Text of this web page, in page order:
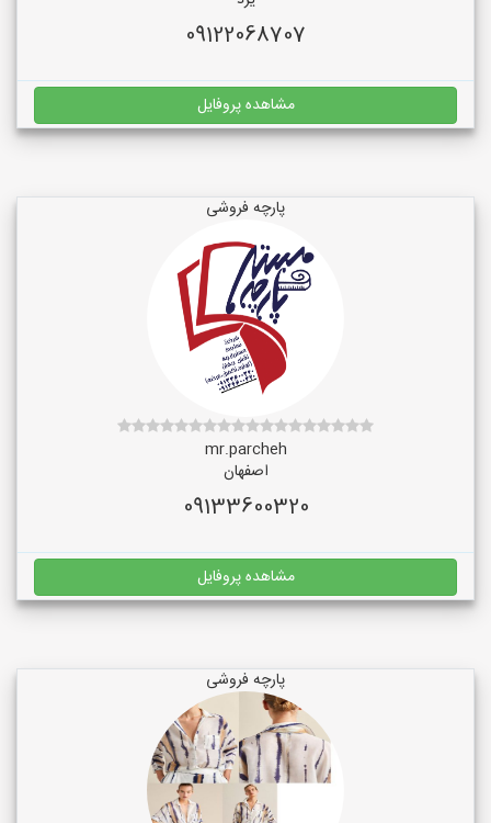
09122068707
مشاهده پروفایل
پارچه فروشی
mr.parcheh
اصفهان
09133600320
مشاهده پروفایل
پارچه فروشی